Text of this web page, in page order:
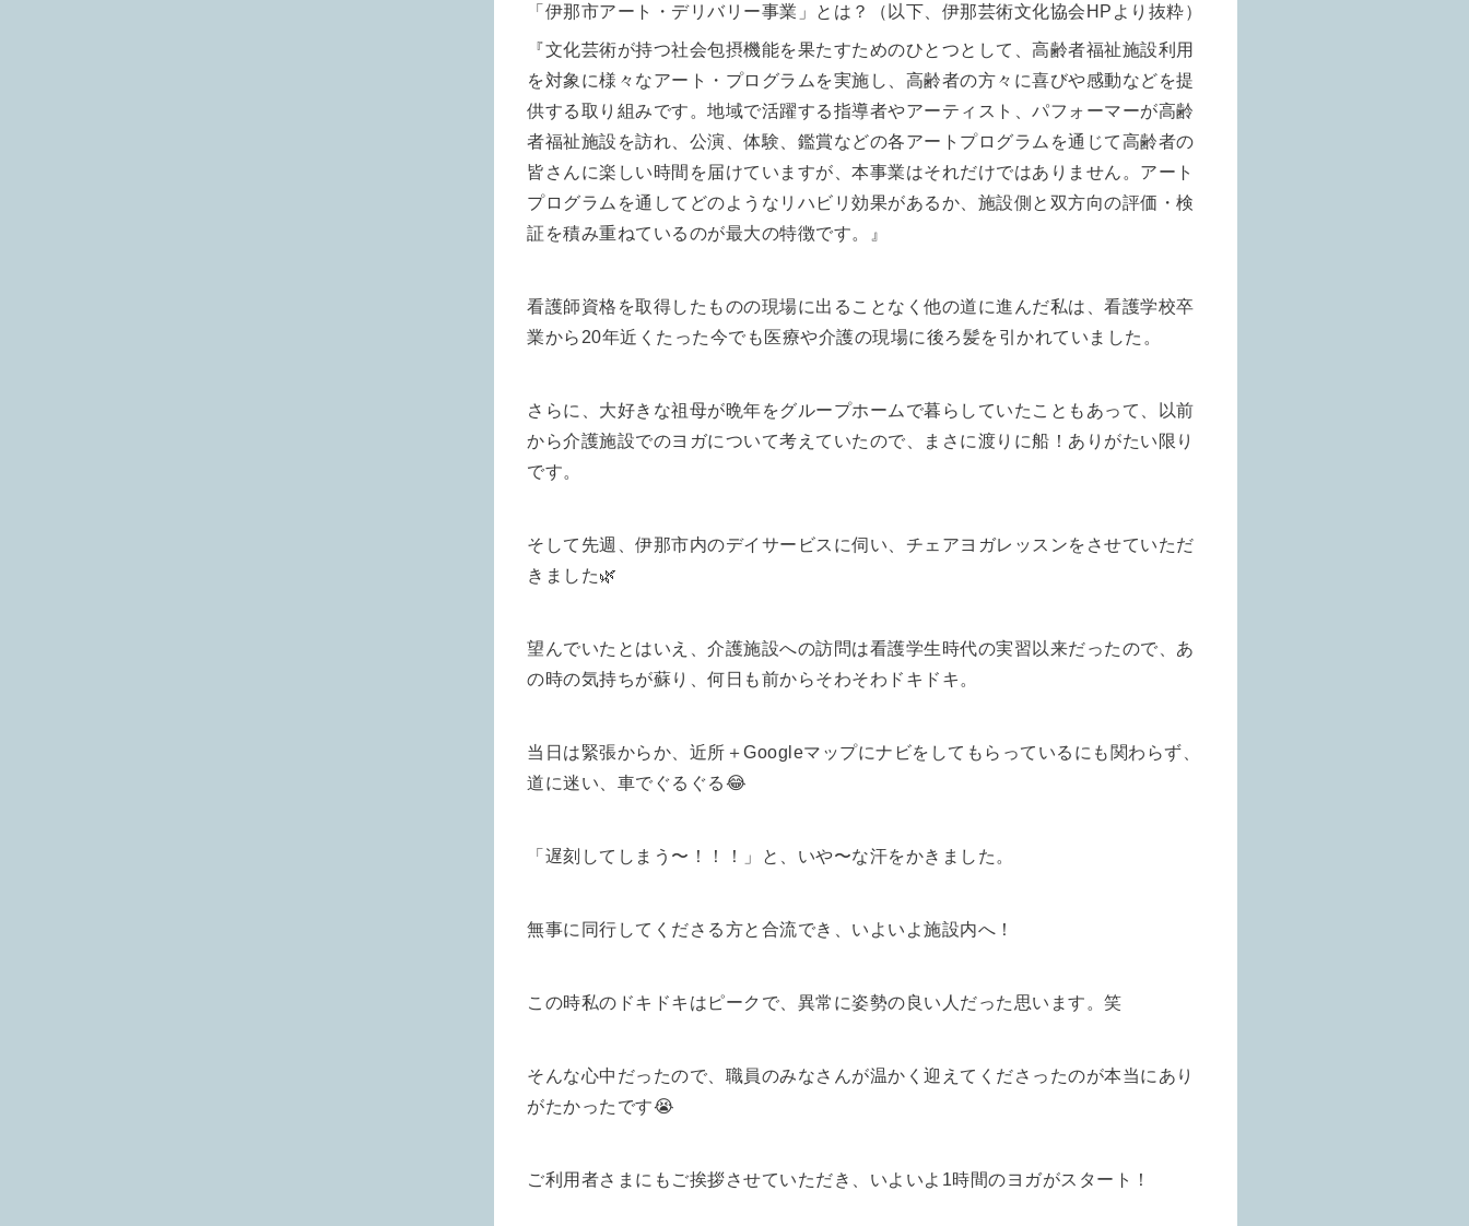
「 伊那市アート・デリバリー事業 」とは？（以下、 伊那芸術文化協会HPより抜粋）
『文化芸術が持つ社会包摂機能を果たすためのひとつとして、高齢者福祉施設利用
を対象に様々なアート・プログラムを実施し、高齢者の方々に喜びや感動などを提
供する取り組みです。地域で活躍する指導者やアーティスト、パフォーマーが高齢
者福祉施設を訪れ、公演、体験、鑑賞などの各アートプログラムを通じて高齢者の
皆さんに楽しい時間を届けていますが、本事業はそれだけではありません。アート
プログラムを通してどのようなリハビリ効果があるか、施設側と双方向の評価・検
証を積み重ねているのが最大の特徴です。』
看護師資格を取得したものの現場に出ることなく他の道に進んだ私は、看護学校卒
業から20年近くたった今でも医療や介護の現場に後ろ髪を引かれていました。
さらに、大好きな祖母が晩年をグループホームで暮らしていたこともあって、以前
から介護施設でのヨガについて考えていたので、まさに渡りに船！ありがたい限り
です。
そして先週、伊那市内のデイサービスに伺い、チェアヨガレッスンをさせていただ
きました🌿
望んでいたとはいえ、介護施設への訪問は看護学生時代の実習以来だったので、あ
の時の気持ちが蘇り、何日も前からそわそわドキドキ。
当日は緊張からか、近所＋Googleマップにナビをしてもらっているにも関わらず、
道に迷い、車でぐるぐる😂
「遅刻してしまう〜！！！」と、いや〜な汗をかきました。
無事に同行してくださる方と合流でき、いよいよ施設内へ！
この時私のドキドキはピークで、異常に姿勢の良い人だった思います。笑
そんな心中だったので、職員のみなさんが温かく迎えてくださったのが本当にあり
がたかったです😭
ご利用者さまにもご挨拶させていただき、いよいよ1時間のヨガがスタート！